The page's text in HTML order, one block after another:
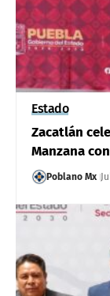
Estado
Zacatlán
Manzana
Poblano Mx